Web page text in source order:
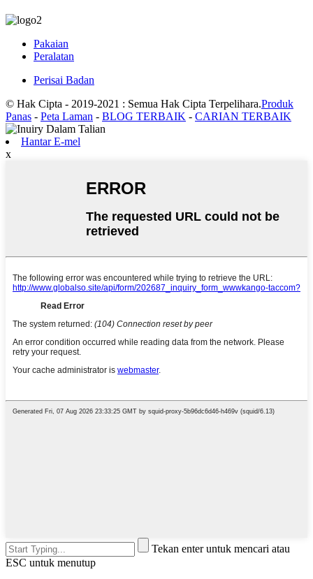
Pakaian
Peralatan
Perisai Badan
© Hak Cipta - 2019-2021 : Semua Hak Cipta Terpelihara.Produk
Panas - Peta Laman - BLOG TERBAIK - CARIAN TERBAIK
Hantar E-mel
x
Tekan enter untuk mencari atau
ESC untuk menutup